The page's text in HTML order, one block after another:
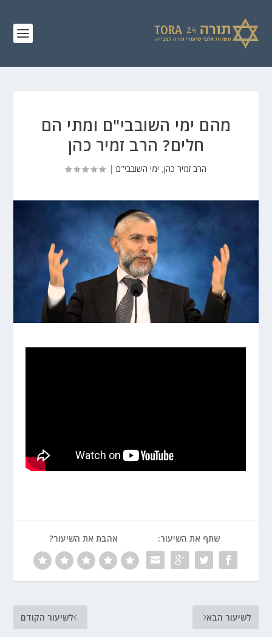
מהם ימי השובבי"ם ומתי הם
חלים? הרב זמיר כהן
הרב זמיר כהן, ימי השובבי"ם |
שתף את השיעור: אהבת את השיעור?
לשיעור הקודם לשיעור הבא